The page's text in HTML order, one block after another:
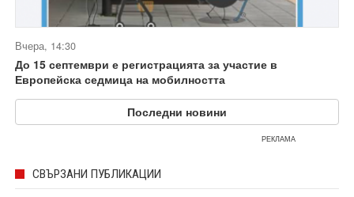
Вчера, 14:30
До 15 септември е регистрацията за участие в
Европейска седмица на мобилността
Последни новини
РЕКЛАМА
СВЪРЗАНИ ПУБЛИКАЦИИ